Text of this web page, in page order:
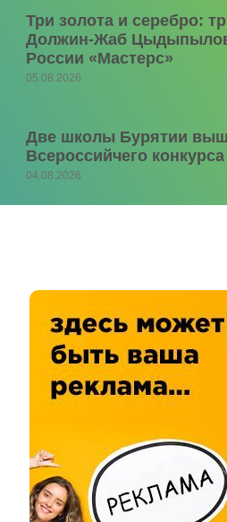
Три золота и серебро:
Должин‑Жаб
России «Мастерс»
05.08.2026
Две школы Бурятии
Всероссийчего
04.08.2026